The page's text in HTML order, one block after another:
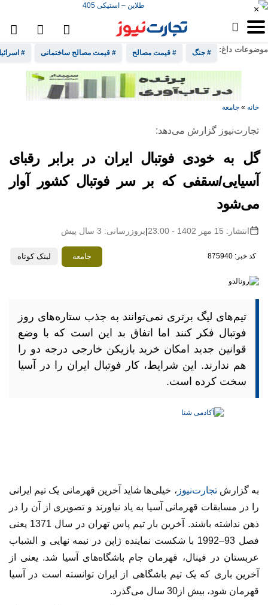
موضوعات داغ: # جنگ # قیمت مصالح # قیمت مصالح ساختمانی #
×
خانه » جامعه
تجارت‌نیوز گزارش می‌دهد:
گل به خودی فوتبال ایران در برابر رقبای
آسیایی/سقفی که بر سر فوتبال کشور آوار
می‌شود
انتشار: 15 مهر 1402 - 23:00 |بروزرسانی: 3 سال پیش
کد خبر: 875940 جامعه لینک کوتاه
تیم‌های لیگ برتری نمی‌توانند به جذب ستاره‌های روز
فوتبال فکر کنند اما اتفاق بد این است که با وضع
قوانین جدید امکان خرید بازیکن خارجی درجه دو را
هم ندارند. این شرایط، کار فوتبال ایران را در آسیا
سخت کرده است.
به گزارشتجارت‌نیوز ، خیلی‌ها شاید آخرین قهرمانی یک تیم ایرانی
را در مسابقات قهرمانی آسیا به یاد نیاورند و تصویری از آن را در
ذهن نداشته باشند. آخرین بار تیم پاس تهران در سال 1371 یعنی
فصل 93–1992 با شکست نماینده ژاپن در نیمه نهایی و الشباب
عربستان در فینال، قهرمان جام باشگاه‌های آسیا شد. یعنی از
آخرین باری که یک تیم باشگاهی از ایران توانسته است در آسیا
قهرمان شود، بیش از30 سال می‌گذرد.